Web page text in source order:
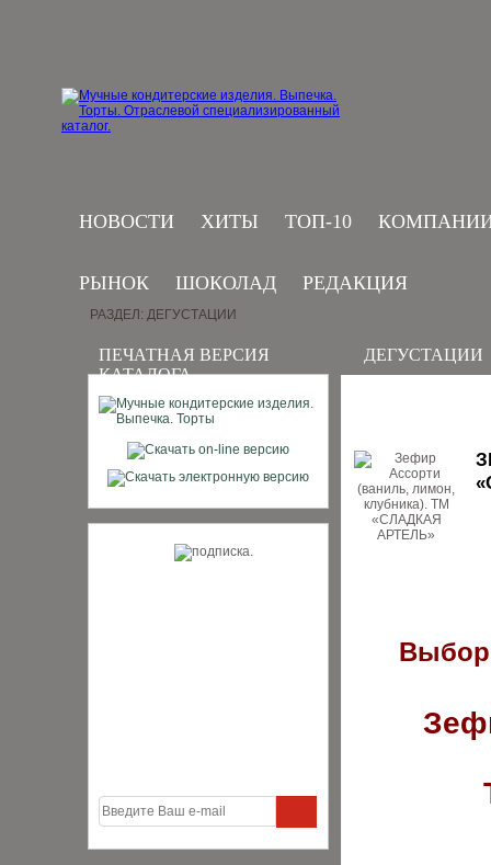
НОВОСТИ ХИТЫ ТОП-10
РЫНОК ШОКОЛАД РЕДАКЦИЯ
ПЕЧАТНАЯ ВЕРСИЯ
КАТАЛОГА
РАЗДЕЛ: ДЕГУСТАЦИИ
ДЕГУСТАЦИИ
Выбор